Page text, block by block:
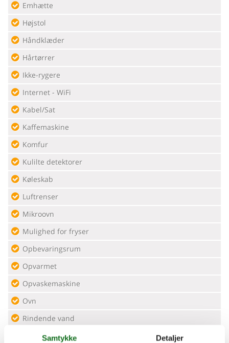
Emhætte
Højstol
Håndklæder
Hårtørrer
Ikke-rygere
Internet - WiFi
Kabel/Sat
Kaffemaskine
Komfur
Kulilte detektorer
Køleskab
Luftrenser
Mikroovn
Mulighed for fryser
Opbevaringsrum
Opvarmet
Opvaskemaskine
Ovn
Rindende vand
RøgalarmSamtykke Detaljer